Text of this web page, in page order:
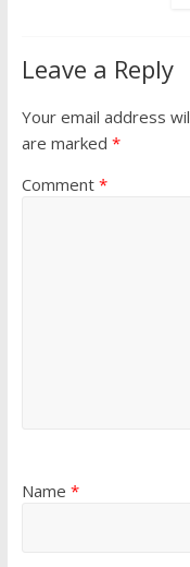
Leave a Reply
Your email address
are marked *
Comment *
Name *